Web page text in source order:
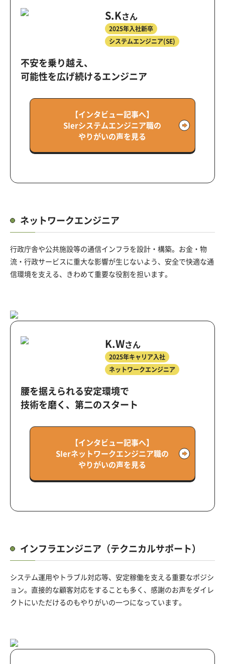
S.Kさん
2025年入社新卒
システムエンジニア(SE)
不安を乗り越え、
可能性を広げ続けるエンジニア
【インタビュー記事へ】
SIerシステムエンジニア職の
やりがいの声を見る
ネットワークエンジニア
行政庁舎や公共施設等の通信インフラを設計・構築。 お金・物
流・行政サービスに重大な影響が生じないよう、安全で快適な通
信環境を支える、きわめて重要な役割を担います。
K.Wさん
2025年キャリア入社
ネットワークエンジニア
腰を据えられる安定環境で
技術を磨く、 第二のスタート
【インタビュー記事へ】
SIerネットワークエンジニア職の
やりがいの声を見る
インフラエンジニア（テクニカルサポート）
システム運用やトラブル対応等、安定稼働を支える重要なポジシ
ョン。 直接的な顧客対応をすることも多く、感謝のお声をダイレ
クトにいただけるのもやりがいの一つになっています。